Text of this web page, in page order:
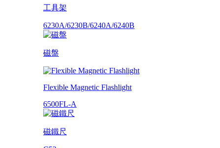
工具架
6230A/6230B/6240A/6240B
磁盤
Flexible Magnetic Flashlight
6500FL-A
磁鐵尺